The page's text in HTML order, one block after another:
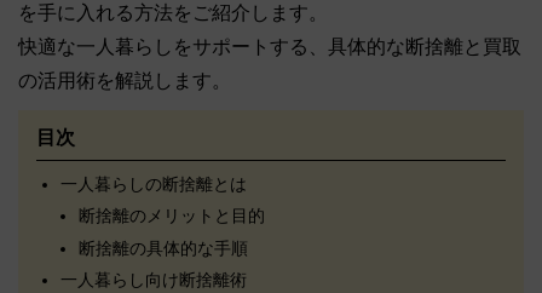
を手に入れる方法をご紹介します。
快適な一人暮らしをサポートする、具体的な断捨離と買取
の活用術を解説します。
目次
一人暮らしの断捨離とは
断捨離のメリットと目的
断捨離の具体的な手順
一人暮らし向け断捨離術